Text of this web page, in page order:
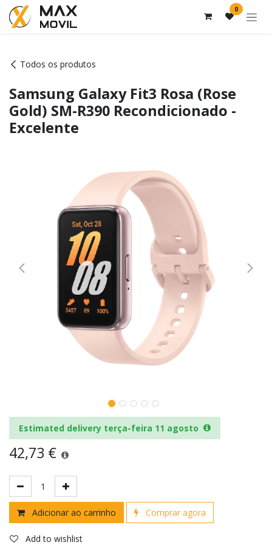
Pular para o conteúdo 0
Todos os produtos
Samsung Galaxy Fit3 Rosa (Rose
Gold) SM-R390 Recondicionado -
Excelente
Estimated delivery terça-feira 11 agosto
42,73 €
Adicionar ao carrinho Comprar agora
Add to wishlist